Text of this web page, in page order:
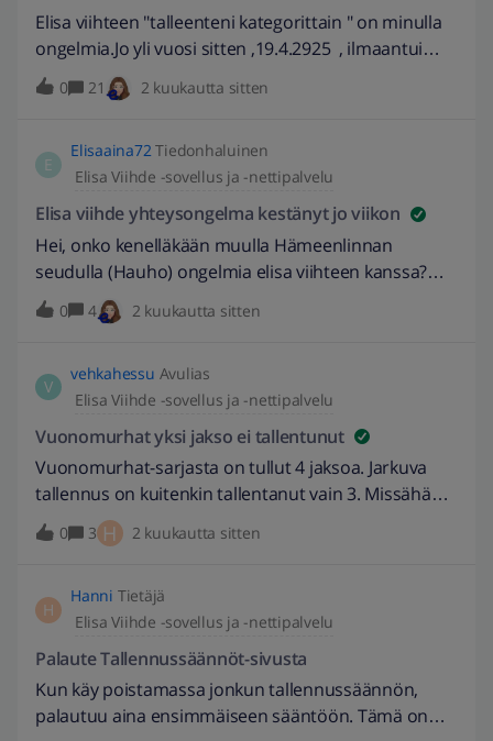
Elisa viihteen "talleenteni kategorittain " on minulla
ongelmia.Jo yli vuosi sitten ,19.4.2925 , ilmaantui
mysteeriä ja toimintaa kansioihin pyörivä sininen
pallo- muuten näyttö on musta. Olen soitellut usein
Tosin kerran puheluissa Omagurulle hän kertoi
vastaavan tilanteen todentuneen myös heidän
laitteissa Ann, mutta siinä kaikki.Nyt, ilman mitään
erikoista syystä La-Su , 19.-24.2026 sama sininen
pallo- musta ruutu ilmaantui myös talleenteni
kategorian Draama ja Jännitystä kansioihin. Tein
aiemmin saamieni ohjeiden perusteella ohjelmiston
ärsyttävää, ettei asialle oikeasti tehdä
mitään!Ystävällisesti Jari
0 21 2 kuukautta sitten
E
Elisaaina72 Tiedonhaluinen
Elisa Viihde -sovellus ja -nettipalvelu
Elisa viihde yhteysongelma kestänyt jo viikon
Hei, onko kenelläkään muulla Hämeenlinnan
seudulla (Hauho) ongelmia elisa viihteen kanssa?
Taas sama “ei yhdeistetty nettiin” ilmo ja mikkän ei
toimi mutta netti kylläkin.. EDIT: 27.4.2026 //
0 4 2 kuukautta sitten
V
vehkahessu Avulias
Elisa Viihde -sovellus ja -nettipalvelu
Vuonomurhat yksi jakso ei tallentunut
Vuonomurhat-sarjasta on tullut 4 jaksoa. Jarkuva
tallennus on kuitenkin tallentanut vain 3. Missähän
jakso 4 luuraa?
0 3 H 2 kuukautta sitten
H
Hanni Tietäjä
Elisa Viihde -sovellus ja -nettipalvelu
Palaute Tallennussäännöt-sivusta
Kun käy poistamassa jonkun tallennussäännön,
palautuu aina ensimmäiseen sääntöön. Tämä on